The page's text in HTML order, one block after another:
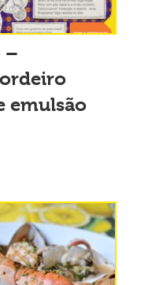
–
emulsão